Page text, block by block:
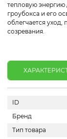
тепловую энергию
гроубокса и его
облегчается
созревания.
ID
Бренд
Тип товара